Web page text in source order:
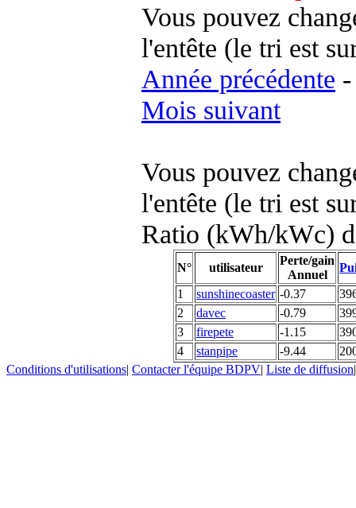
Vous pouvez
l'entête (le tri est
Année précédente -
Mois suivant
Vous pouvez
l'entête (le tri est
Ratio (kWh/kWc)
N° utilisateur
Perte/gain
Annuel
1
sunshinecoaster -0.37
2
davec -0.79
3
firepete -1.15
4
stanpipe -9.44
Conditions d'utilisations| Contacter l'équipe BDPV| Liste de diffusion